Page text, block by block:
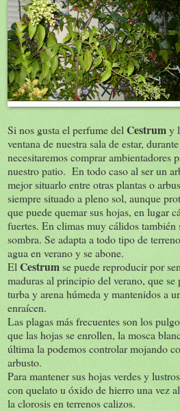
Si nos gusta el perfume del Cestrumy
ventana de nuestra sala de estar,
necesitaremos comprar ambientadores
nuestro patio. En todo caso al ser un
mejor situarlo entre otras plantas o
siempre situado a pleno sol, aunque
que puede quemar sus hojas, en lugar
fuertes. En climas muy cálidos también
sombra. Se adapta a todo tipo de
agua en verano y se abone.
El Cestrumse puede reproducir por
maduras al principio del verano, que se
turba y arena húmeda y mantenidos a
enraícen.
Las plagas más frecuentes son los
que las hojas se enrollen, la mosca
última la podemos controlar mojando
arbusto.
Para mantener sus hojas verdes y
con quelato u óxido de hierro una vez
la clorosis en terrenos calizos.